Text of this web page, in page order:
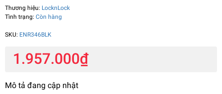
Thương hiệu: LocknLock
Tình trạng: Còn hàng
SKU: ENR346BLK
1.957.000₫
Mô tả đang cập nhật